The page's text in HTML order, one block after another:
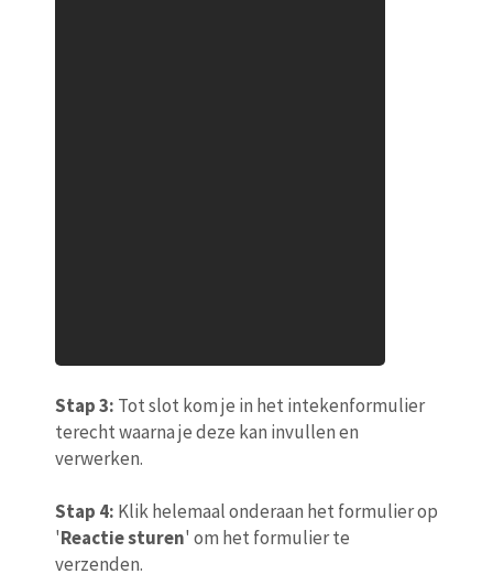
Stap 3: Tot slot kom je in het intekenformulier
terecht waarna je deze kan invullen en
verwerken.
Stap 4: Klik helemaal onderaan het formulier op
'Reactie sturen' om het formulier te
verzenden.